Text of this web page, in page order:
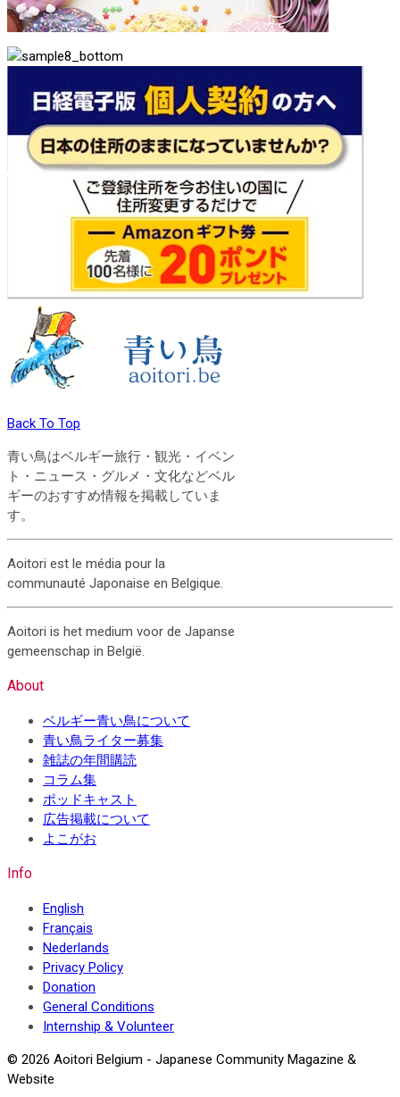
Back To Top
青い鳥はベルギー旅行・観光・イベン
ト・ニュース・グルメ・文化などベル
ギーのおすすめ情報を掲載していま
す。
Aoitori est le média pour la
communauté Japonaise en Belgique.
Aoitori is het medium voor de Japanse
gemeenschap in België.
About
ベルギー青い鳥について
青い鳥ライター募集
雑誌の年間購読
コラム集
ポッドキャスト
広告掲載について
よこがお
Info
English
Français
Nederlands
Privacy Policy
Donation
General Conditions
Internship & Volunteer
© 2026 Aoitori Belgium - Japanese Community Magazine &
Website